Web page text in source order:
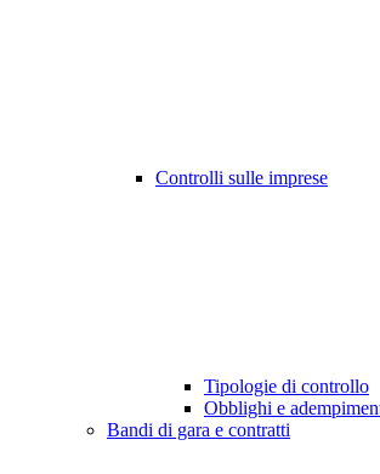
Controlli sulle imprese
Tipologie di controllo
Obblighi e
Bandi di gara e contratti